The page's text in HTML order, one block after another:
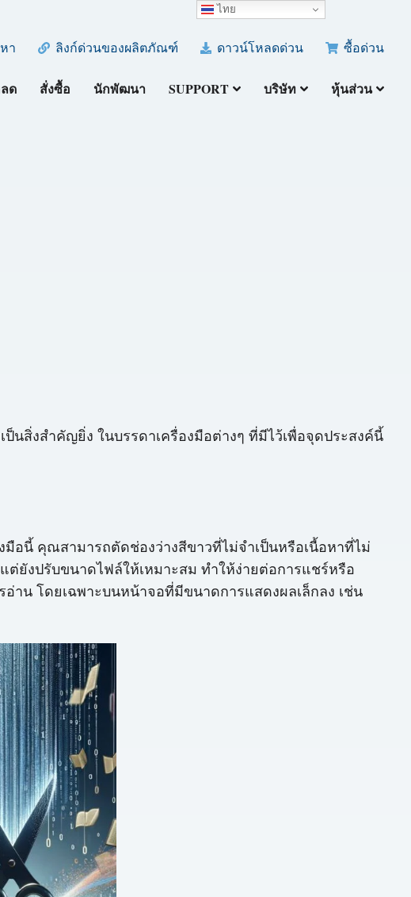
า ลิงก์ด่วนของผลิตภัณฑ์ ดาวน์โหลดด่วน ซื้อด่วน
ด สั่งซื้อ นักพัฒนา SUPPORT บริษัท หุ้นส่วน
สิ่งสำคัญยิ่ง ในบรรดาเครื่องมือต่างๆ ที่มีไว้เพื่อจุดประสงค์นี้
อนี้ คุณสามารถตัดช่องว่างสีขาวที่ไม่จำเป็นหรือเนื้อหาที่ไม่
ต่ยังปรับขนาดไฟล์ให้เหมาะสม ทำให้ง่ายต่อการแชร์หรือ
าน โดยเฉพาะบนหน้าจอที่มีขนาดการแสดงผลเล็กลง เช่น
ไทย